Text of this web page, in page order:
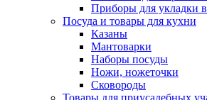
Приборы для укладки
Посуда и товары для кухни
Казаны
Мантоварки
Наборы посуды
Ножи, ножеточки
Сковороды